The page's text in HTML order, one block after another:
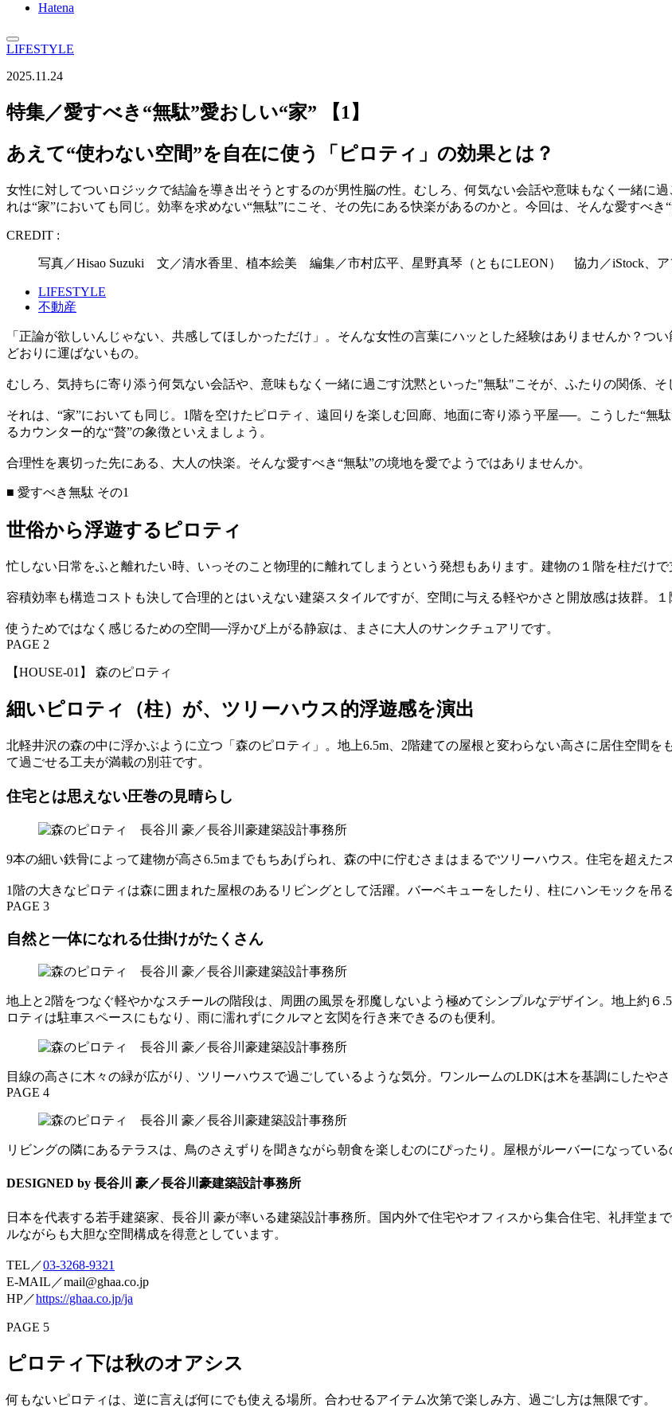
Hatena
LIFESTYLE
2025.11.24
特集／愛すべき“無駄”愛おしい“家” 【1】
あえて“使わない空間”を自在に使う「ピロティ」の効果とは？
女性に対してついロジックで結論を導き出そうとするのが男性脳の性。むしろ、何気ない会話や意味もなく一緒に
れは“家”においても同じ。効率を求めない“無駄”にこそ、その先にある快楽があるのかと。今回は、そんな愛すべき
CREDIT :
写真／Hisao Suzuki 文／清水香里、植本絵美 編集／市村広平、星野真琴（ともにLEON） 協力／iStock、ア
LIFESTYLE
不動産
「正論が欲しいんじゃない、共感してほしかっただけ」。そんな女性の言葉にハッとした経験はありませんか？つ
どおりに運ばないもの。
むしろ、気持ちに寄り添う何気ない会話や、意味もなく一緒に過ごす沈黙といった"無駄"こそが、ふたりの関係、そ
それは、“家”においても同じ。1階を空けたピロティ、遠回りを楽しむ回廊、地面に寄り添う平屋──。こうした“無
るカウンター的な“贅”の象徴といえましょう。
合理性を裏切った先にある、大人の快楽。そんな愛すべき“無駄”の境地を愛でようではありませんか。
■ 愛すべき無駄 その1
世俗から浮遊するピロティ
忙しない日常をふと離れたい時、いっそのこと物理的に離れてしまうという発想もあります。建物の１階を柱だけ
容積効率も構造コストも決して合理的とはいえない建築スタイルですが、空間に与える軽やかさと開放感は抜群。
使うためではなく感じるための空間──浮かび上がる静寂は、まさに大人のサンクチュアリです。
PAGE 2
【HOUSE-01】 森のピロティ
細いピロティ（柱）が、ツリーハウス的浮遊感を演出
北軽井沢の森の中に浮かぶように立つ「森のピロティ」。地上6.5m、2階建ての屋根と変わらない高さに居住空間
て過ごせる工夫が満載の別荘です。
住宅とは思えない圧巻の見晴らし
9本の細い鉄骨によって建物が高さ6.5mまでもちあげられ、森の中に佇むさまはまるでツリーハウス。住宅を超えた
1階の大きなピロティは森に囲まれた屋根のあるリビングとして活躍。バーベキューをしたり、柱にハンモックを吊
PAGE 3
自然と一体になれる仕掛けがたくさん
地上と2階をつなぐ軽やかなスチールの階段は、周囲の風景を邪魔しないよう極めてシンプルなデザイン。地上約
ロティは駐車スペースにもなり、雨に濡れずにクルマと玄関を行き来できるのも便利。
目線の高さに木々の緑が広がり、ツリーハウスで過ごしているような気分。ワンルームのLDKは木を基調にしたやさ
PAGE 4
リビングの隣にあるテラスは、鳥のさえずりを聞きながら朝食を楽しむのにぴったり。屋根がルーバーになってい
DESIGNED by 長谷川 豪／長谷川豪建築設計事務所
日本を代表する若手建築家、長谷川 豪が率いる建築設計事務所。国内外で住宅やオフィスから集合住宅、礼拝堂
ルながらも大胆な空間構成を得意としています。
TEL／03-3268-9321
E-MAIL／mail@ghaa.co.jp
HP／https://ghaa.co.jp/ja
PAGE 5
ピロティ下は秋のオアシス
何もないピロティは、逆に言えば何にでも使える場所。合わせるアイテム次第で楽しみ方、過ごし方は無限です。